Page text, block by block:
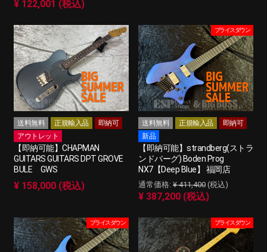
¥ 122,001 (税込)
送料無料 正規輸入品
即納可
アウトレット
【即納可能】CHAPMAN
GUITARS GUITARS DPT GROVE
BULE GWS
¥ 158,000 (税込)
送料無料 正規輸入品
即納可
新品
プライスダウン
【即納可能】strandberg(ストラ
ンドバーグ) Boden Prog
NX7【Deep Blue】 福岡店
¥ 411,400 (税込)
¥ 387,200 (税込)
プライスダウン プライスダウン